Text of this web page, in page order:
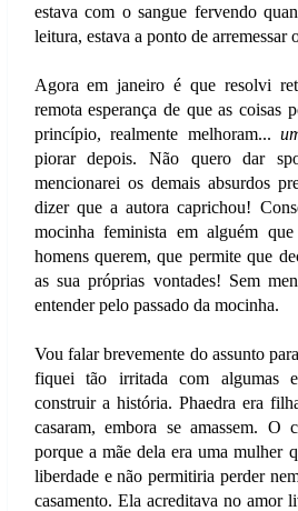
estava com o sangue fervendo
leitura, estava a ponto de arremessar
Agora em janeiro é que resolvi
remota esperança de que as coisas
princípio, realmente melhoram...
piorar depois. Não quero dar
mencionarei os demais absurdos
dizer que a autora caprichou!
mocinha feminista em alguém
homens querem, que permite que
as sua próprias vontades! Sem
entender pelo passado da mocinha.
Vou falar brevemente do assunto
fiquei tão irritada com algumas
construir a história. Phaedra era
casaram, embora se amassem. O
porque a mãe dela era uma mulher
liberdade e não permitiria perder
casamento. Ela acreditava no amor